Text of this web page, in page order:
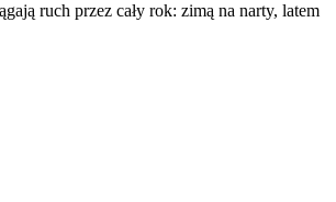
ruch przez cały rok: zimą na narty, latem